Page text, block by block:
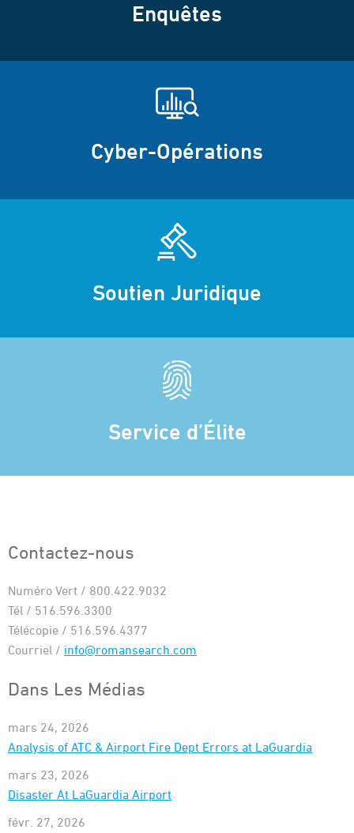
Enquêtes
Cyber-Opérations
Soutien Juridique
Service d’Élite
Contactez-nous
Numéro Vert / 800.422.9032
Tél / 516.596.3300
Télécopie / 516.596.4377
Courriel / info@romansearch.com
Dans Les Médias
mars 24, 2026
Analysis of ATC & Airport Fire Dept Errors at LaGuardia
mars 23, 2026
Disaster At LaGuardia Airport
févr. 27, 2026